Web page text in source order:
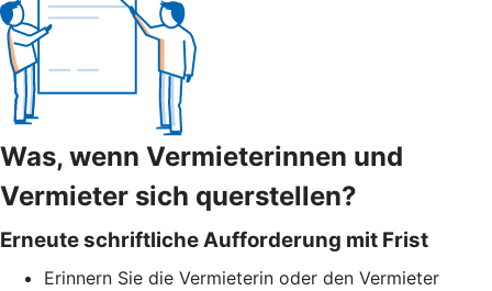
Was, wenn Vermieterinnen und
Vermieter sich querstellen?
Erneute schriftliche Aufforderung mit Frist
Erinnern Sie die Vermieterin oder den Vermieter